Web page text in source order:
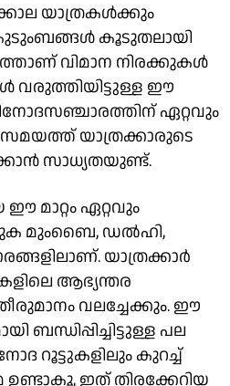
യാത്രകൾക്കും
കൂടുതലായി
വിമാന നിരക്കുകൾ
വരുത്തിയിട്ടുള്ള ഈ
ഏറ്റവും
യാത്രക്കാരുടെ
സാധ്യതയുണ്ട്.
മാറ്റം ഏറ്റവും
മുംബൈ, ഡൽഹി,
യാത്രക്കാർ
ആഭ്യന്തര
വലച്ചേക്കും. ഈ
ബന്ധിപ്പിച്ചിട്ടുള്ള പല
റൂട്ടുകളിലും കുറച്ച്
ഇത് തിരക്കേറിയ